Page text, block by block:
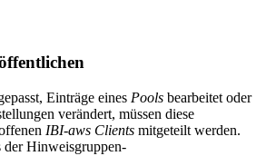
Einträge eines Pools bearbeitet oder
verändert, müssen diese
IBI-aws Clients mitgeteilt werden.
der Hinweisgruppen-